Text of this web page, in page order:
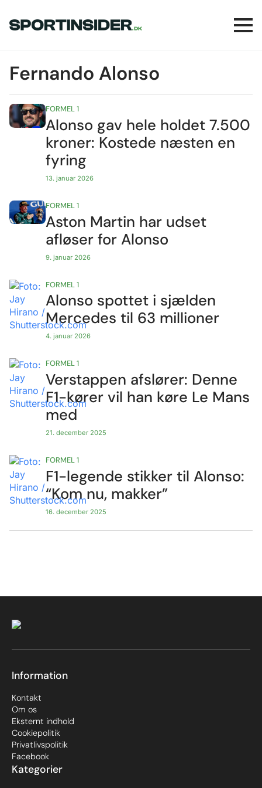
Fernando Alonso
Alonso gav hele holdet 7.500
kroner: Kostede næsten en
fyring
13. januar 2026
FORMEL 1
Aston Martin har udset
afløser for Alonso
9. januar 2026
FORMEL 1
Alonso spottet i sjælden
Mercedes til 63 millioner
4. januar 2026
FORMEL 1
Verstappen afslører: Denne
F1-kører vil han køre Le Mans
med
21. december 2025
FORMEL 1
F1-legende stikker til Alonso:
“Kom nu, makker”
16. december 2025
FORMEL 1
Kategorier
Information
Kontakt
Om os
Eksternt indhold
Cookiepolitik
Privatlivspolitik
Facebook